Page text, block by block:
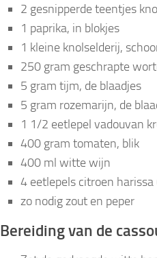
2 gesnipperde teentjes
1 paprika, in blokjes
1 kleine knolselderij,
250 gram geschrapte
5 gram tijm, de blaadjes
5 gram rozemarijn, de
1 1/2 eetlepel vadouvan
400 gram tomaten, blik
400 ml witte wijn
4 eetlepels citroen harissa
zo nodig zout en peper
Bereiding van de